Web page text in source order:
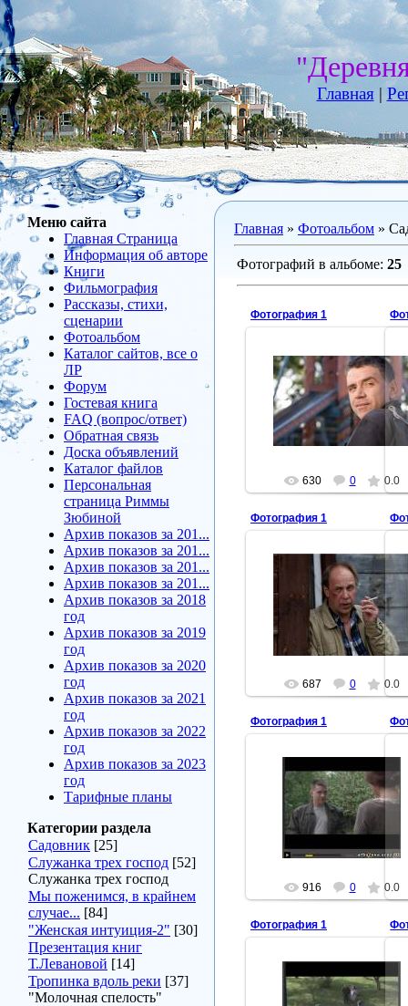
Главная|
Меню сайта
Главная Страница
Информация об авторе
Книги
Фильмография
Рассказы, стихи,
сценарии
Фотоальбом
Каталог сайтов, все о
ЛР
Форум
Гостевая книга
FAQ (вопрос/ответ)
Обратная связь
Доска объявлений
Каталог файлов
Персональная
страница Риммы
Зюбиной
Архив показов за 201...
Архив показов за 201...
Архив показов за 201...
Архив показов за 201...
Архив показов за 2018
год
Архив показов за 2019
год
Архив показов за 2020
год
Архив показов за 2021
год
Архив показов за 2022
год
Архив показов за 2023
год
Тарифные планы
Категории раздела
Садовник [25]
Служанка трех господ [52]
Служанка трех господ
Мы поженимся, в крайнем
случае... [84]
"Женская интуиция-2" [30]
Презентация книг
Т.Левановой [14]
Тропинка вдоль реки [37]
"Молочная спелость"
Главная » Фотоальбом »
Фотографий в альбоме: 25
Фотография 1
2011-06-06
х/ф "Садовник"
arbuzova
630 0 0.0
Фотография 1
2011-06-06
х/ф "Садовник"
arbuzova
687 0 0.0
Фотография 1
2008-03-28
Нора
916 0 0.0
Фотография 1
2008-03-28